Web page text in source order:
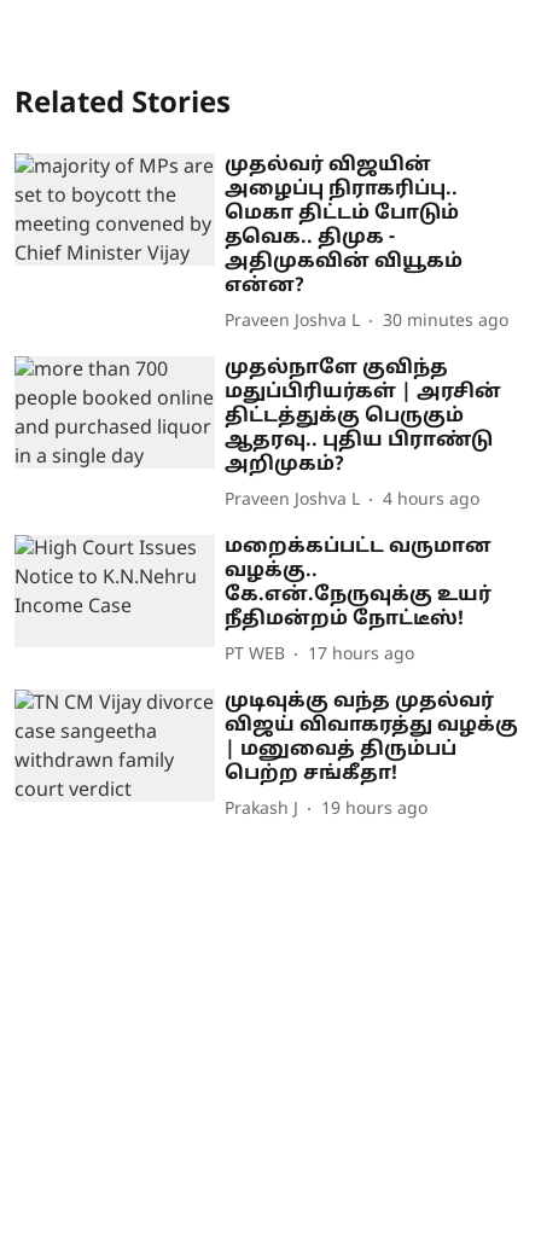
Related Stories
முதல்வர் விஜயின்
அழைப்பு நிராகரிப்பு..
மெகா திட்டம் போடும்
தவெக.. திமுக -
அதிமுகவின் வியூகம்
என்ன?
Praveen Joshva L 30 minutes ago
முதல்நாளே குவிந்த
மதுப்பிரியர்கள் | அரசின்
திட்டத்துக்கு பெருகும்
ஆதரவு.. புதிய பிராண்டு
அறிமுகம்?
Praveen Joshva L 4 hours ago
மறைக்கப்பட்ட வருமான
வழக்கு..
கே.என்.நேருவுக்கு உயர்
நீதிமன்றம் நோட்டீஸ்!
PT WEB 17 hours ago
முடிவுக்கு வந்த முதல்வர்
விஜய் விவாகரத்து வழக்கு
| மனுவைத் திரும்பப்
பெற்ற சங்கீதா!
Prakash J 19 hours ago